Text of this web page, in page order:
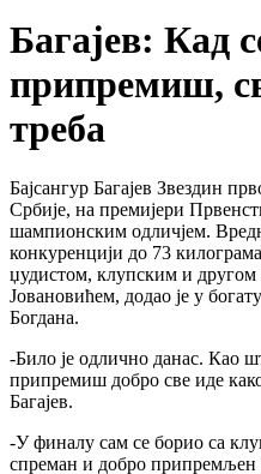
Багајев: Кад
припремиш,
треба
Бајсангур Багајев Звездин
Србије, на премијери
шампионским одличјем.
конкуренцији до 73
џудистом, клупским и
Јовановићем, додао је у
Богдана.
-Било је одлично данас. Као
припремиш добро све иде како
Багајев.
-У финалу сам се борио са
спреман и добро припремљен